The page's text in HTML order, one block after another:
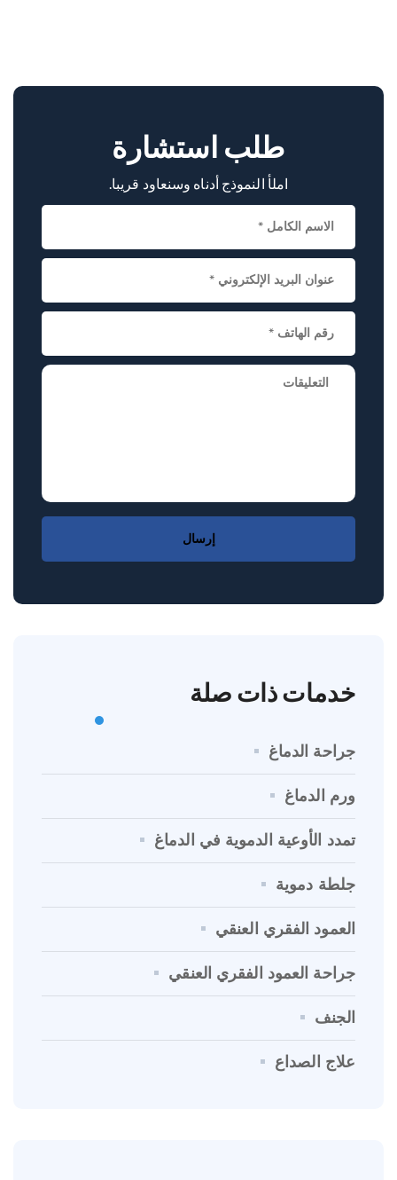
him a trusted specialist.
طلب استشارة
املأ النموذج أدناه وسنعاود قريبا.
إرسال
خدمات ذات صلة
جراحة الدماغ
ورم الدماغ
تمدد الأوعية الدموية في الدماغ
جلطة دموية
العمود الفقري العنقي
جراحة العمود الفقري العنقي
الجنف
علاج الصداع